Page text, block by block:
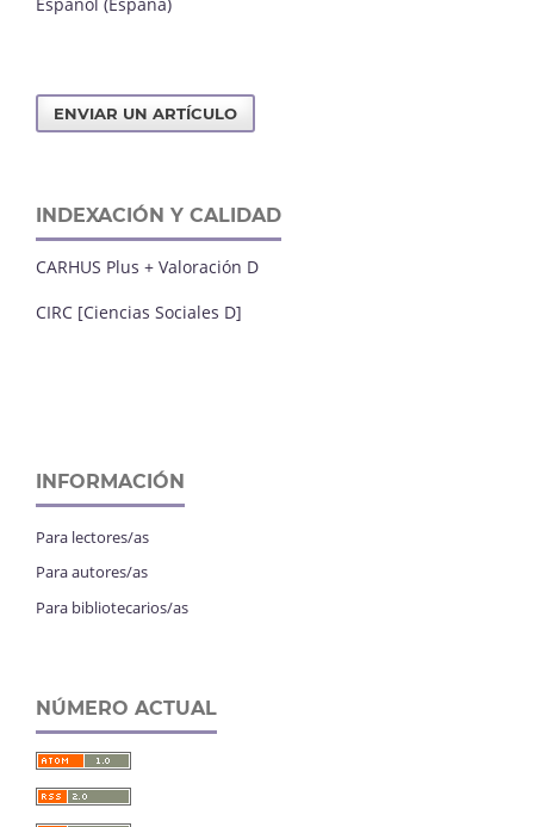
ENVIAR UN ARTÍCULO
INDEXACIÓN Y CALIDAD
CARHUS Plus + Valoración D
CIRC [Ciencias Sociales D]
INFORMACIÓN
Para lectores/as
Para autores/as
Para bibliotecarios/as
NÚMERO ACTUAL